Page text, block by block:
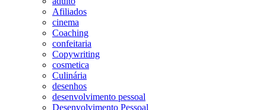
Afiliados
cinema
Coaching
confeitaria
Copywriting
cosmetica
Culinária
desenhos
desenvolvimento pessoal
Desenvolvimento Pessoal